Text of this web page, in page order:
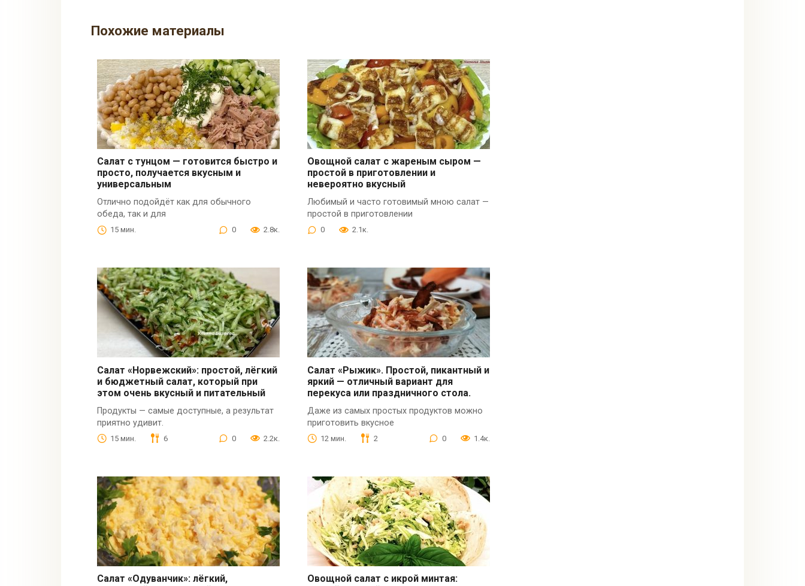
Похожие материалы
Салат с тунцом — готовится быстро и
просто, получается вкусным и
универсальным
Отлично подойдёт как для обычного
обеда, так и для
15 мин. 0 2.8к.
Овощной салат с жареным сыром —
простой в приготовлении и
невероятно вкусный
Любимый и часто готовимый мною салат —
простой в приготовлении
0 2.1к.
Салат «Норвежский»: простой, лёгкий
и бюджетный салат, который при
этом очень вкусный и питательный
Продукты — самые доступные, а результат
приятно удивит.
15 мин. 6 0 2.2к.
Салат «Рыжик». Простой, пикантный и
яркий — отличный вариант для
перекуса или праздничного стола.
Даже из самых простых продуктов можно
приготовить вкусное
12 мин. 2 0 1.4к.
Салат «Одуванчик»: лёгкий,
Овощной салат с икрой минтая: